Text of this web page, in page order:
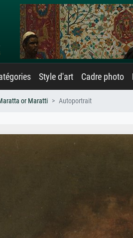
Style d'art Cadre photo
or Maratti Autoportrait